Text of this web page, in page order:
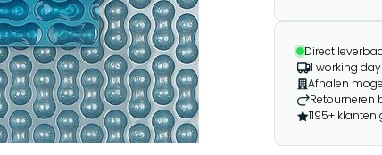
Direct
1 working
Afhalen
Retourneren
1195+